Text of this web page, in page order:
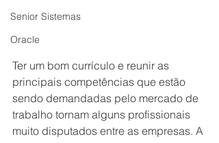
Senior Sistemas
Oracle
Ter um bom currículo e reunir as
principais competências que estão
sendo demandadas pelo mercado de
trabalho tornam alguns profissionais
muito disputados entre as empresas. A